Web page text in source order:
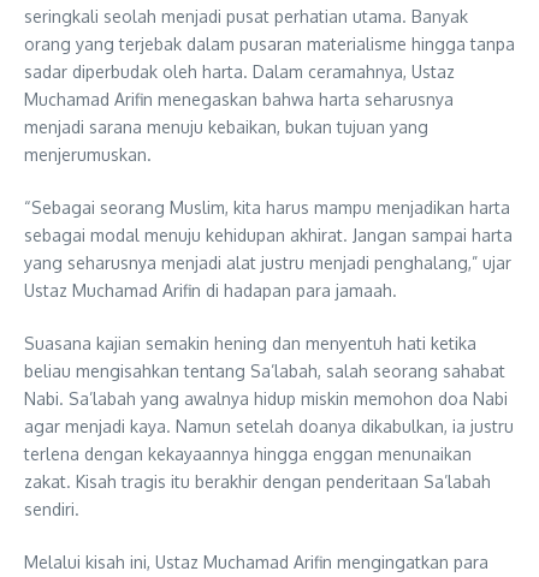
seringkali seolah menjadi pusat perhatian utama. Banyak
orang yang terjebak dalam pusaran materialisme hingga tanpa
sadar diperbudak oleh harta. Dalam ceramahnya, Ustaz
Muchamad Arifin menegaskan bahwa harta seharusnya
menjadi sarana menuju kebaikan, bukan tujuan yang
menjerumuskan.
“Sebagai seorang Muslim, kita harus mampu menjadikan harta
sebagai modal menuju kehidupan akhirat. Jangan sampai harta
yang seharusnya menjadi alat justru menjadi penghalang,” ujar
Ustaz Muchamad Arifin di hadapan para jamaah.
Suasana kajian semakin hening dan menyentuh hati ketika
beliau mengisahkan tentang Sa’labah, salah seorang sahabat
Nabi. Sa’labah yang awalnya hidup miskin memohon doa Nabi
agar menjadi kaya. Namun setelah doanya dikabulkan, ia justru
terlena dengan kekayaannya hingga enggan menunaikan
zakat. Kisah tragis itu berakhir dengan penderitaan Sa’labah
sendiri.
Melalui kisah ini, Ustaz Muchamad Arifin mengingatkan para